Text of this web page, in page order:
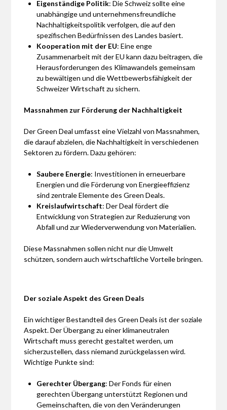
Eigenständige Politik: Die Schweiz sollte eine
unabhängige und unternehmensfreundliche
Nachhaltigkeitspolitik verfolgen, die auf den
spezifischen Bedürfnissen des Landes basiert.
Kooperation mit der EU: Eine enge
Zusammenarbeit mit der EU kann dazu beitragen, die
Herausforderungen des Klimawandels gemeinsam
zu bewältigen und die Wettbewerbsfähigkeit der
Schweizer Wirtschaft zu sichern.
Massnahmen zur Förderung der Nachhaltigkeit
Der Green Deal umfasst eine Vielzahl von Massnahmen,
die darauf abzielen, die Nachhaltigkeit in verschiedenen
Sektoren zu fördern. Dazu gehören:
Saubere Energie: Investitionen in erneuerbare
Energien und die Förderung von Energieeffizienz
sind zentrale Elemente des Green Deals.
Kreislaufwirtschaft: Der Deal fördert die
Entwicklung von Strategien zur Reduzierung von
Abfall und zur Wiederverwendung von Materialien.
Diese Massnahmen sollen nicht nur die Umwelt
schützen, sondern auch wirtschaftliche Vorteile bringen.
Der soziale Aspekt des Green Deals
Ein wichtiger Bestandteil des Green Deals ist der soziale
Aspekt. Der Übergang zu einer klimaneutralen
Wirtschaft muss gerecht gestaltet werden, um
sicherzustellen, dass niemand zurückgelassen wird.
Wichtige Punkte sind:
Gerechter Übergang: Der Fonds für einen
gerechten Übergang unterstützt Regionen und
Gemeinschaften, die von den Veränderungen